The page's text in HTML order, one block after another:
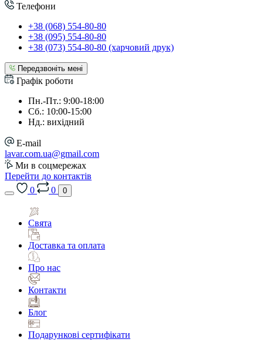
Телефони
+38 (068) 554-80-80
+38 (095) 554-80-80
+38 (073) 554-80-80 (харчовий друк)
Передзвоніть мені
Графік роботи
Пн.-Пт.: 9:00-18:00
Сб.: 10:00-15:00
Нд.: вихідний
E-mail
lavar.com.ua@gmail.com
Ми в соцмережах
Перейти до контактів
0
0 0
Свята
Доставка та оплата
Про нас
Контакти
Блог
Подарункові сертифікати